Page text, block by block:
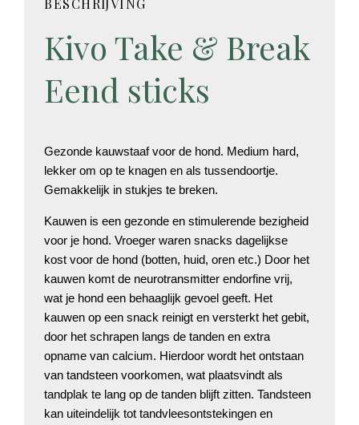
BESCHRIJVING
Kivo Take & Break
Eend sticks
Gezonde kauwstaaf voor de hond. Medium hard,
lekker om op te knagen en als tussendoortje.
Gemakkelijk in stukjes te breken.
Kauwen is een gezonde en stimulerende bezigheid
voor je hond. Vroeger waren snacks dagelijkse
kost voor de hond (botten, huid, oren etc.) Door het
kauwen komt de neurotransmitter endorfine vrij,
wat je hond een behaaglijk gevoel geeft. Het
kauwen op een snack reinigt en versterkt het gebit,
door het schrapen langs de tanden en extra
opname van calcium. Hierdoor wordt het ontstaan
van tandsteen voorkomen, wat plaatsvindt als
tandplak te lang op de tanden blijft zitten. Tandsteen
kan uiteindelijk tot tandvleesontstekingen en